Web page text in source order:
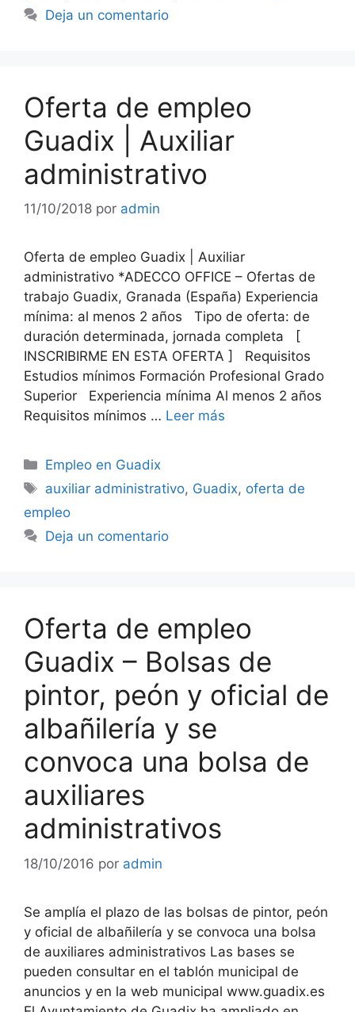
Deja un comentario
Oferta de empleo
Guadix | Auxiliar
administrativo
11/10/2018 por admin
Oferta de empleo Guadix | Auxiliar
administrativo *ADECCO OFFICE – Ofertas de
trabajo Guadix, Granada (España) Experiencia
mínima: al menos 2 años Tipo de oferta: de
duración determinada, jornada completa [
INSCRIBIRME EN ESTA OFERTA ] Requisitos
Estudios mínimos Formación Profesional Grado
Superior Experiencia mínima Al menos 2 años
Requisitos mínimos … Leer más
Categorías
Empleo en Guadix
Etiquetas
auxiliar administrativo, Guadix, oferta de
empleo
Deja un comentario
Oferta de empleo
Guadix – Bolsas de
pintor, peón y oficial de
albañilería y se
convoca una bolsa de
auxiliares
administrativos
18/10/2016 por admin
Se amplía el plazo de las bolsas de pintor, peón
y oficial de albañilería y se convoca una bolsa
de auxiliares administrativos Las bases se
pueden consultar en el tablón municipal de
anuncios y en la web municipal www.guadix.es